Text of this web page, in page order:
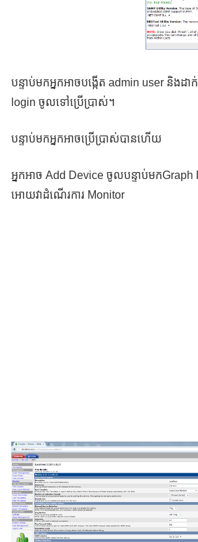
បន្ទាប់មកអ្នកអាចបង្កើត admin user និងដ
login ចូលទៅប្រើប្រាស់។
បន្ទាប់មកអ្នកអាចប្រើប្រាស់បានហើយ
អ្នកអាច Add Device ចូលបន្ទាប់មកGraph
អោយវាដំណើរការ Monitor